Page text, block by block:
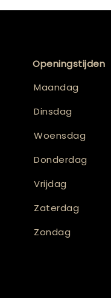
Openingstijden
Maandag
Dinsdag
Woensdag
Donderdag
Vrijdag
Zaterdag
Zondag